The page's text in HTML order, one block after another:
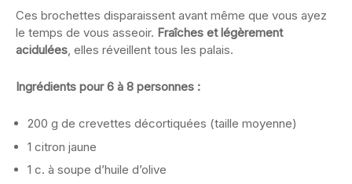
Ces brochettes disparaissent avant même que vous ayez
le temps de vous asseoir. Fraîches et légèrement
acidulées, elles réveillent tous les palais.
Ingrédients pour 6 à 8 personnes :
200 g de crevettes décortiquées (taille moyenne)
1 citron jaune
1 c. à soupe d’huile d’olive